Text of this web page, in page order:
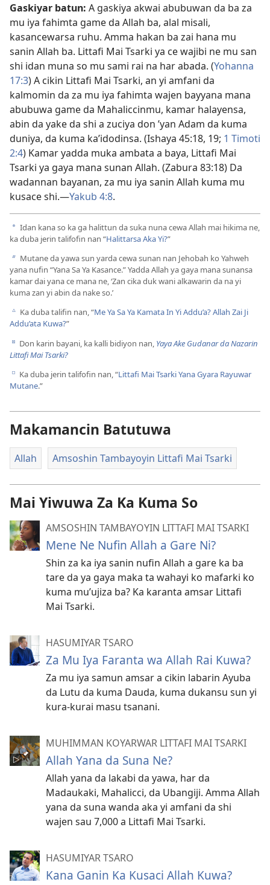
Gaskiyar batun: A gaskiya akwai abubuwan da ba za
mu iya fahimta game da Allah ba, alal misali,
kasancewarsa ruhu. Amma hakan ba zai hana mu
sanin Allah ba. Littafi Mai Tsarki ya ce wajibi ne mu san
shi idan muna so mu sami rai na har abada. (Yohanna
17:3) A cikin Littafi Mai Tsarki, an yi amfani da
kalmomin da za mu iya fahimta wajen bayyana mana
abubuwa game da Mahaliccinmu, kamar halayensa,
abin da yake da shi a zuciya don ’yan Adam da kuma
duniya, da kuma ka’idodinsa. (Ishaya 45:​18, 19; 1 Timoti
2:4) Kamar yadda muka ambata a baya, Littafi Mai
Tsarki ya gaya mana sunan Allah. (Zabura 83:18) Da
wadannan bayanan, za mu iya sanin Allah kuma mu
kusace shi.​—Yakub 4:8.
a Idan kana so ka ga halittun da suka nuna cewa Allah mai hikima ne,
ka duba jerin talifofin nan “Halittarsa Aka Yi?”
b Mutane da yawa sun yarda cewa sunan nan Jehobah ko Yahweh
yana nufin “Yana Sa Ya Kasance.” Yadda Allah ya gaya mana sunansa
kamar dai yana ce mana ne, ‘Zan cika duk wani alkawarin da na yi
kuma zan yi abin da nake so.’
c Ka duba talifin nan, “Me Ya Sa Ya Kamata In Yi Addu’a? Allah Zai Ji
Addu’ata Kuwa?”
d Don karin bayani, ka kalli bidiyon nan, Yaya Ake Gudanar da Nazarin
Littafi Mai Tsarki?
e Ka duba jerin talifofin nan, “Littafi Mai Tsarki Yana Gyara Rayuwar
Mutane.”
Makamancin Batutuwa
Allah Amsoshin Tambayoyin Littafi Mai Tsarki
Mai Yiwuwa Za Ka Kuma So
AMSOSHIN TAMBAYOYIN LITTAFI MAI TSARKI
Mene Ne Nufin Allah a Gare Ni?
Shin za ka iya sanin nufin Allah a gare ka ba
tare da ya gaya maka ta wahayi ko mafarki ko
kuma mu’ujiza ba? Ka karanta amsar Littafi
Mai Tsarki.
HASUMIYAR TSARO
Za Mu Iya Faranta wa Allah Rai Kuwa?
Za mu iya samun amsar a cikin labarin Ayuba
da Lutu da kuma Dauda, kuma dukansu sun yi
kura-kurai masu tsanani.
MUHIMMAN KOYARWAR LITTAFI MAI TSARKI
Allah Yana da Suna Ne?
Allah yana da lakabi da yawa, har da
Madaukaki, Mahalicci, da Ubangiji. Amma Allah
yana da suna wanda aka yi amfani da shi
wajen sau 7,000 a Littafi Mai Tsarki.
HASUMIYAR TSARO
Kana Ganin Ka Kusaci Allah Kuwa?